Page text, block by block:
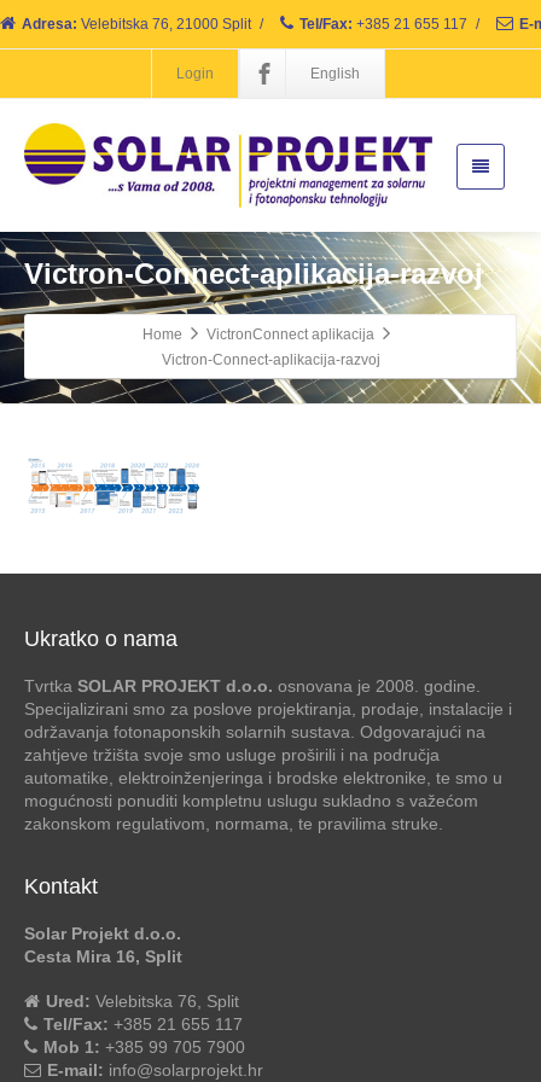
Adresa: Velebitska 76, 21000 Split / Tel/Fax: +385 21 655 117 / E-
Login English
Victron-Connect-aplikacija-razvoj
Home
VictronConnect aplikacija
Victron-Connect-aplikacija-razvoj
Ukratko o nama
Tvrtka SOLAR PROJEKT d.o.o. osnovana je 2008. godine.
Specijalizirani smo za poslove projektiranja, prodaje, instalacije i
održavanja fotonaponskih solarnih sustava. Odgovarajući na
zahtjeve tržišta svoje smo usluge proširili i na područja
automatike, elektroinženjeringa i brodske elektronike, te smo u
mogućnosti ponuditi kompletnu uslugu sukladno s važećom
zakonskom regulativom, normama, te pravilima struke.
Kontakt
Solar Projekt d.o.o.
Cesta Mira 16, Split
Ured: Velebitska 76, Split
Tel/Fax: +385 21 655 117
Mob 1: +385 99 705 7900
E-mail: info@solarprojekt.hr